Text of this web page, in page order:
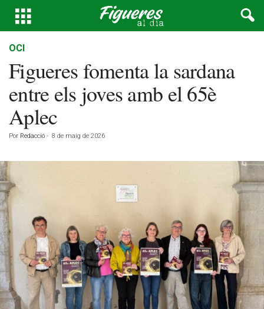
OCI
Figueres fomenta la sardana
entre els joves amb el 65è
Aplec
Por Redacció - 8 de maig de 2026